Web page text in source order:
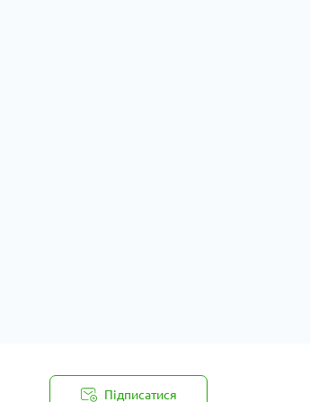
Підписатися